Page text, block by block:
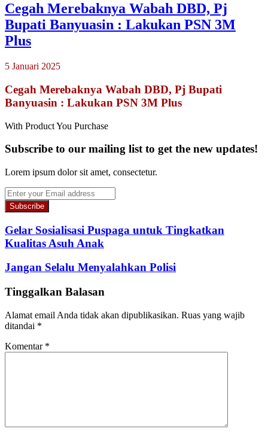
Cegah Merebaknya Wabah DBD, Pj
Bupati Banyuasin : Lakukan PSN 3M
Plus
5 Januari 2025
Cegah Merebaknya Wabah DBD, Pj Bupati
Banyuasin : Lakukan PSN 3M Plus
With Product You Purchase
Subscribe to our mailing list to get the new updates!
Lorem ipsum dolor sit amet, consectetur.
Enter
your
Email
address
Gelar Sosialisasi Puspaga untuk Tingkatkan
Kualitas Asuh Anak
Jangan Selalu Menyalahkan Polisi
Tinggalkan Balasan
Alamat email Anda tidak akan dipublikasikan. Ruas yang wajib
ditandai *
Komentar *